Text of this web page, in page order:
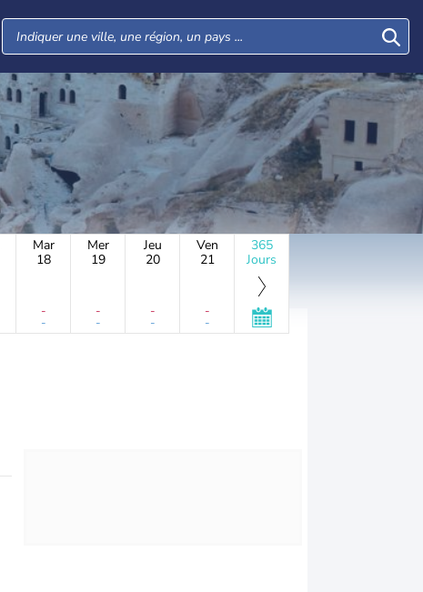
Mar
18
-
-
Mer
19
-
-
Jeu
20
-
-
Ven
21
-
-
365
Jours